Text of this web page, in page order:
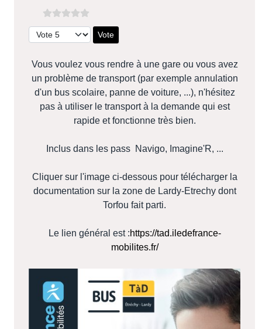
Veuillez voter
Vous voulez vous rendre à une gare ou vous avez
un problème de transport (par exemple annulation
d'un bus scolaire, panne de voiture, ...), n'hésitez
pas à utiliser le transport à la demande qui est
rapide et fonctionne très bien.
Inclus dans les pass Navigo, Imagine'R, ...
Cliquer sur l'image ci-dessous pour télécharger la
documentation sur la zone de Lardy-Etrechy dont
Torfou fait parti.
Le lien général est :https://tad.iledefrance-
mobilites.fr/